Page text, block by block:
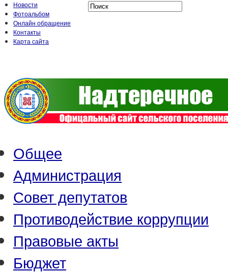
Новости
Фотоальбом
Онлайн обращение
Контакты
Карта сайта
Общее
Администрация
Совет депутатов
Противодействие коррупции
Правовые акты
Бюджет